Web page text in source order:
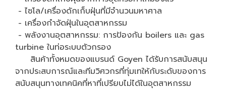
- ไซโล/เครื่องดักเก็บฝุ่นที่มีจำนวนมหาศาล
- เครื่องกำจัดฝุ่นในอุตสาหกรรม
- พลังงานอุตสาหกรรม: การป้องกัน boilers และ gas
turbine ในท่อระบบตัวกรอง
สินค้าทั้งหมดของแบรนด์ Goyen ได้รับการสนับสนุน
จากประสบการณ์และทีมวิศวกรที่ทุ่มเทให้กับระดับของการ
สนับสนุนทางเทคนิคที่หาที่เปรียบไม่ได้ในอุตสาหกรรม